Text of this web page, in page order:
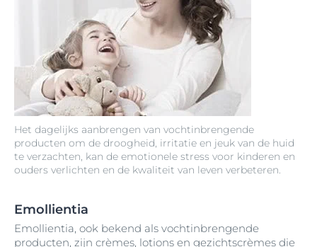
Het dagelijks aanbrengen van vochtinbrengende
producten om de droogheid, irritatie en jeuk van de huid
te verzachten, kan de emotionele stress voor kinderen en
ouders verlichten en de kwaliteit van leven verbeteren.
Emollientia
Emollientia, ook bekend als vochtinbrengende
producten, zijn crèmes, lotions en gezichtscrèmes die